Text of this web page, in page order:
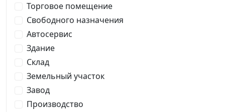
Торговое помещение
Свободного назначения
Автосервис
Здание
Склад
Земельный участок
Завод
Производство